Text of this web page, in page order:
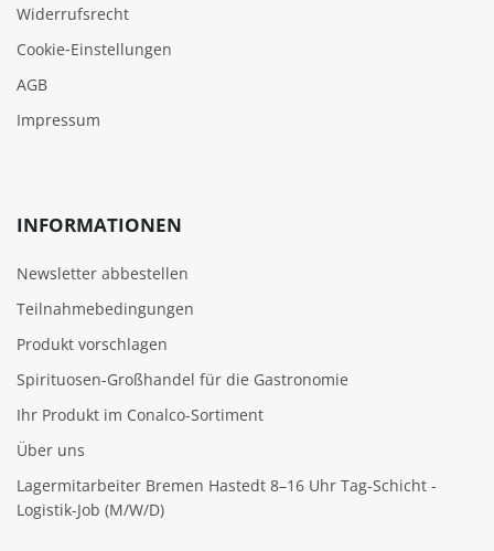
Widerrufsrecht
Cookie‑Einstellungen
AGB
Impressum
INFORMATIONEN
Newsletter abbestellen
Teilnahmebedingungen
Produkt vorschlagen
Spirituosen-Großhandel für die Gastronomie
Ihr Produkt im Conalco-Sortiment
Über uns
Lagermitarbeiter Bremen Hastedt 8–16 Uhr Tag-Schicht -
Logistik-Job (M/W/D)